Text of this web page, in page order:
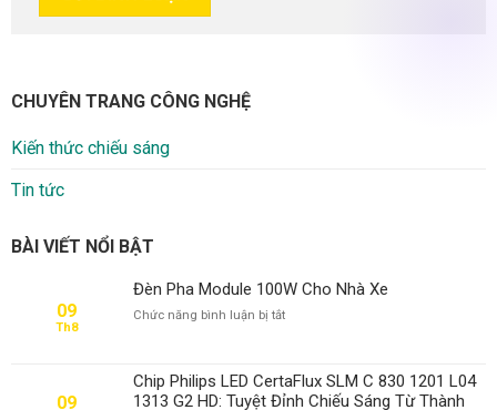
CHUYÊN TRANG CÔNG NGHỆ
Kiến thức chiếu sáng
Tin tức
BÀI VIẾT NỔI BẬT
09
Th8
Đèn Pha Module 100W Cho Nhà Xe
Chức năng bình luận bị tắtở
100W
09
Chip Philips LED CertaFlux SLM C 830 1201 L04
1313 G2 HD: Tuyệt Đỉnh Chiếu Sáng Từ Thành